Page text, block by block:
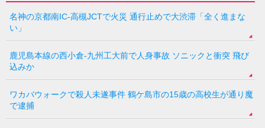
名神の京都南IC-高槻JCTで火災 通行止めで大渋滞「全く進まな
い」
鹿児島本線の西小倉-九州工大前で人身事故 ソニックと衝突 飛び
込みか
ワカバウォークで殺人未遂事件 鶴ケ島市の15歳の高校生が通り魔
で逮捕